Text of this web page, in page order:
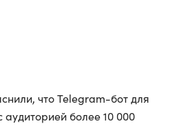
что Telegram-бот для
более 10 000